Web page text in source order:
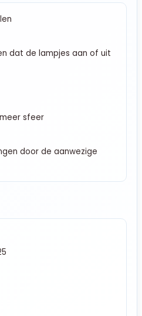
dat de lampjes aan of uit
sfeer
door de aanwezige